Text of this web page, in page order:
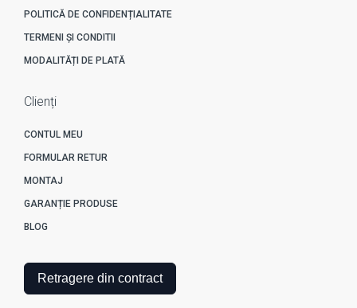
POLITICĂ DE CONFIDENȚIALITATE
TERMENI ȘI CONDITII
MODALITĂȚI DE PLATĂ
Clienți
CONTUL MEU
FORMULAR RETUR
MONTAJ
GARANȚIE PRODUSE
BLOG
Retragere din contract